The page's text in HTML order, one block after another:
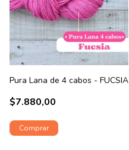
Pura Lana de 4 cabos - FUCSIA
$7.880,00